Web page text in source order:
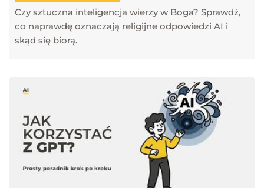
Czy sztuczna inteligencja wierzy w Boga? Sprawdź,
co naprawdę oznaczają religijne odpowiedzi AI i
skąd się biorą.